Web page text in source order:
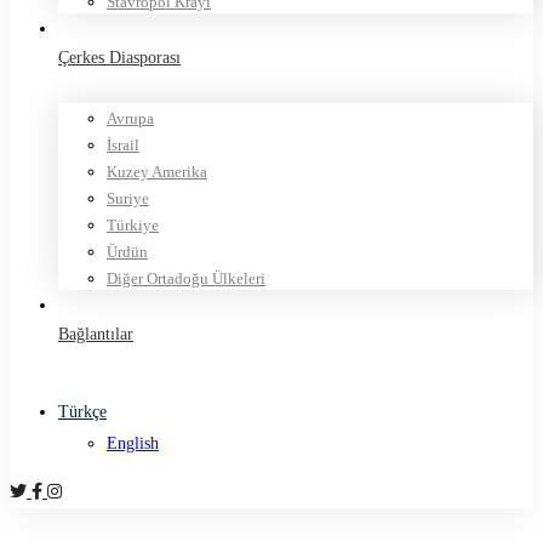
Çerkes Diasporası
Avrupa
İsrail
Kuzey Amerika
Suriye
Türkiye
Ürdün
Diğer Ortadoğu Ülkeleri
Bağlantılar
Türkçe
English